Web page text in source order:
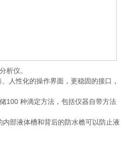
析仪。
人性化的操作界面，更稳固的接口，
100 种滴定方法，包括仪器自带方法
部液体槽和背后的防水檐可以防止液